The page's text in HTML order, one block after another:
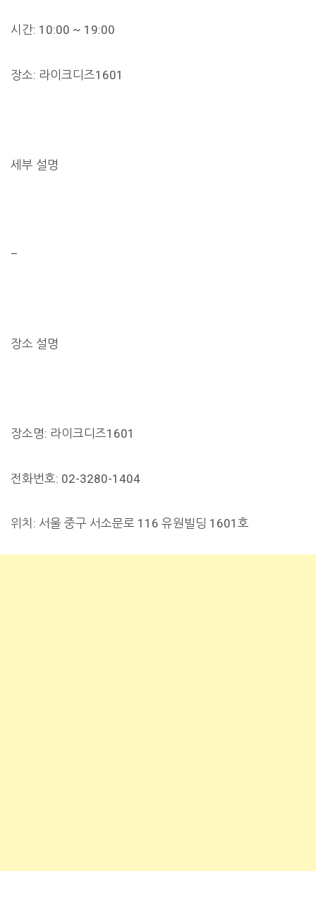
시간: 10:00 ~ 19:00
장소: 라이크디즈1601
세부 설명
–
장소 설명
장소명: 라이크디즈1601
전화번호: 02-3280-1404
위치: 서울 중구 서소문로 116 유원빌딩 1601호